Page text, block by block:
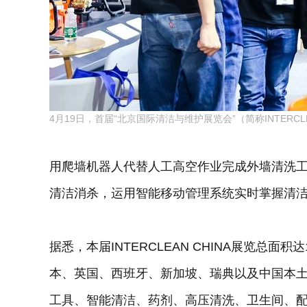
4月19日，首届“北京国际清洁与维护展览会”（简称
用爬墙机器人代替人工高空作业完成外墙清洗
清洁消杀，运用智能移动管理系统实时掌握清
据悉，本届INTERCLEAN CHINA展览总面积
本、英国、西班牙、新加坡、瑞典以及中国本
工具、智能清洁、药剂、高压清洗、卫生间、